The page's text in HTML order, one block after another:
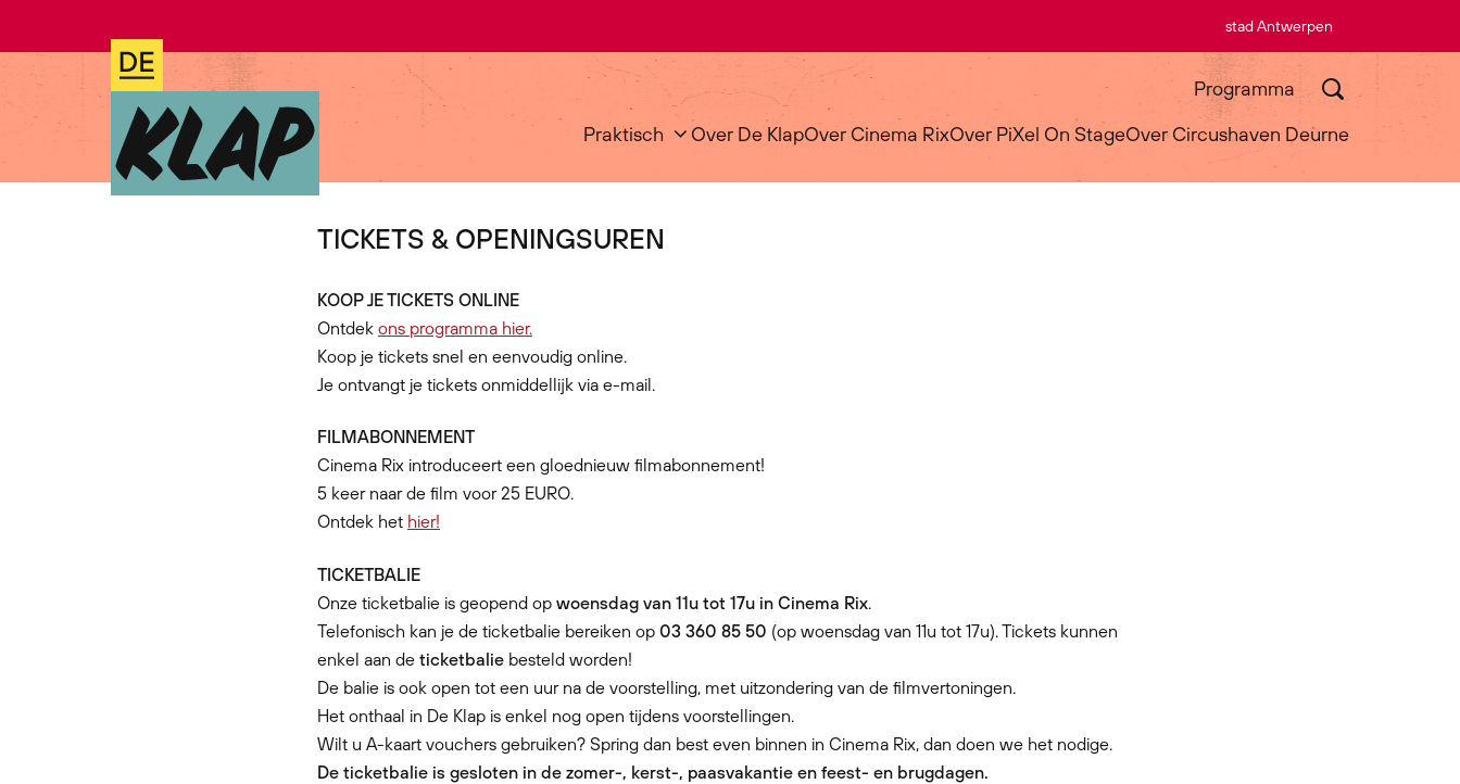
stad Antwerpen
Praktisch Over De KlapOver Cinema RixOver PiXel On StageOver Circushaven Deurne
Programma
TICKETS & OPENINGSUREN
KOOP JE TICKETS ONLINE
Ontdek ons programma hier.
Koop je tickets snel en eenvoudig online.
Je ontvangt je tickets onmiddellijk via e-mail.
FILMABONNEMENT
Cinema Rix introduceert een gloednieuw filmabonnement!
5 keer naar de film voor 25 EURO.
Ontdek het hier!
TICKETBALIE
Onze ticketbalie is geopend op woensdag van 11u tot 17u in Cinema Rix.
Telefonisch kan je de ticketbalie bereiken op 03 360 85 50 (op woensdag van 11u tot 17u). Tickets kunnen
enkel aan de ticketbalie besteld worden!
De balie is ook open tot een uur na de voorstelling, met uitzondering van de filmvertoningen.
Het onthaal in De Klap is enkel nog open tijdens voorstellingen.
Wilt u A-kaart vouchers gebruiken? Spring dan best even binnen in Cinema Rix, dan doen we het nodige.
De ticketbalie is gesloten in de zomer-, kerst-, paasvakantie en feest- en brugdagen.